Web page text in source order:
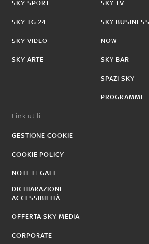
SKY SPORT
SKY TG 24
SKY VIDEO
SKY ARTE
SKY TV
SKY BUSINESS
NOW
SKY BAR
SPAZI SKY
PROGRAMMI
Link utili:
GESTIONE COOKIE
COOKIE POLICY
NOTE LEGALI
DICHIARAZIONE
ACCESSIBILITÀ
OFFERTA SKY MEDIA
CORPORATE